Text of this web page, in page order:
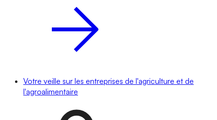
Votre veille sur les entreprises de l'agriculture et de
l'agroalimentaire